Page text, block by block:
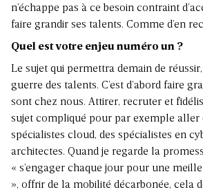
n’échappe pas à ce besoin contraint
faire grandir ses talents. Comme d’en
Quel est votre enjeu numéro un ?
Le sujet qui permettra demain de
guerre des talents. C’est d’abord faire
sont chez nous. Attirer, recruter et
sujet compliqué pour par exemple aller
spécialistes cloud, des spécialistes en
architectes. Quand je regarde la
« s’engager chaque jour pour une
», offrir de la mobilité décarbonée, cela